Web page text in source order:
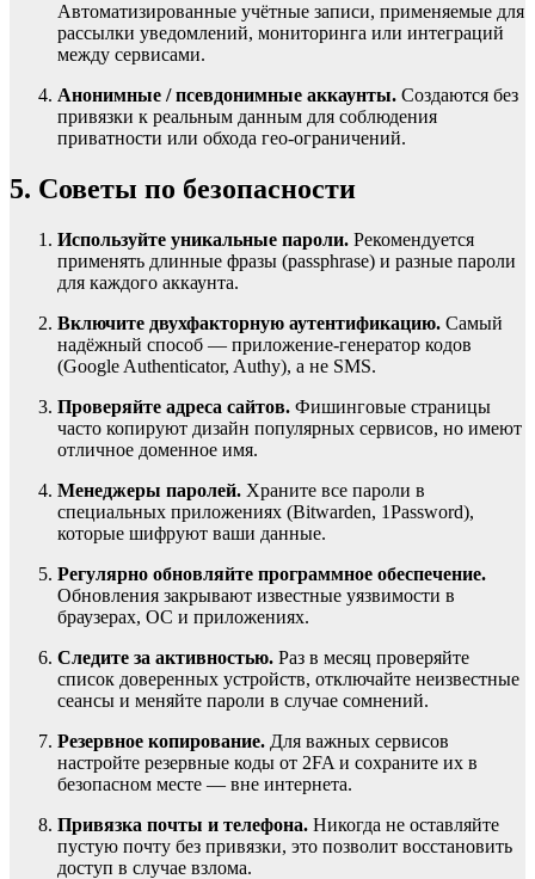
Автоматизированные учётные записи, применяемые для
рассылки уведомлений, мониторинга или интеграций
между сервисами.
Анонимные / псевдонимные аккаунты. Создаются без
привязки к реальным данным для соблюдения
приватности или обхода гео-ограничений.
5. Советы по безопасности
Используйте уникальные пароли. Рекомендуется
применять длинные фразы (passphrase) и разные пароли
для каждого аккаунта.
Включите двухфакторную аутентификацию. Самый
надёжный способ — приложение-генератор кодов
(Google Authenticator, Authy), а не SMS.
Проверяйте адреса сайтов. Фишинговые страницы
часто копируют дизайн популярных сервисов, но имеют
отличное доменное имя.
Менеджеры паролей. Храните все пароли в
специальных приложениях (Bitwarden, 1Password),
которые шифруют ваши данные.
Регулярно обновляйте программное обеспечение.
Обновления закрывают известные уязвимости в
браузерах, ОС и приложениях.
Следите за активностью. Раз в месяц проверяйте
список доверенных устройств, отключайте неизвестные
сеансы и меняйте пароли в случае сомнений.
Резервное копирование. Для важных сервисов
настройте резервные коды от 2FA и сохраните их в
безопасном месте — вне интернета.
Привязка почты и телефона. Никогда не оставляйте
пустую почту без привязки, это позволит восстановить
доступ в случае взлома.